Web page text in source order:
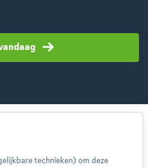
technieken) om deze